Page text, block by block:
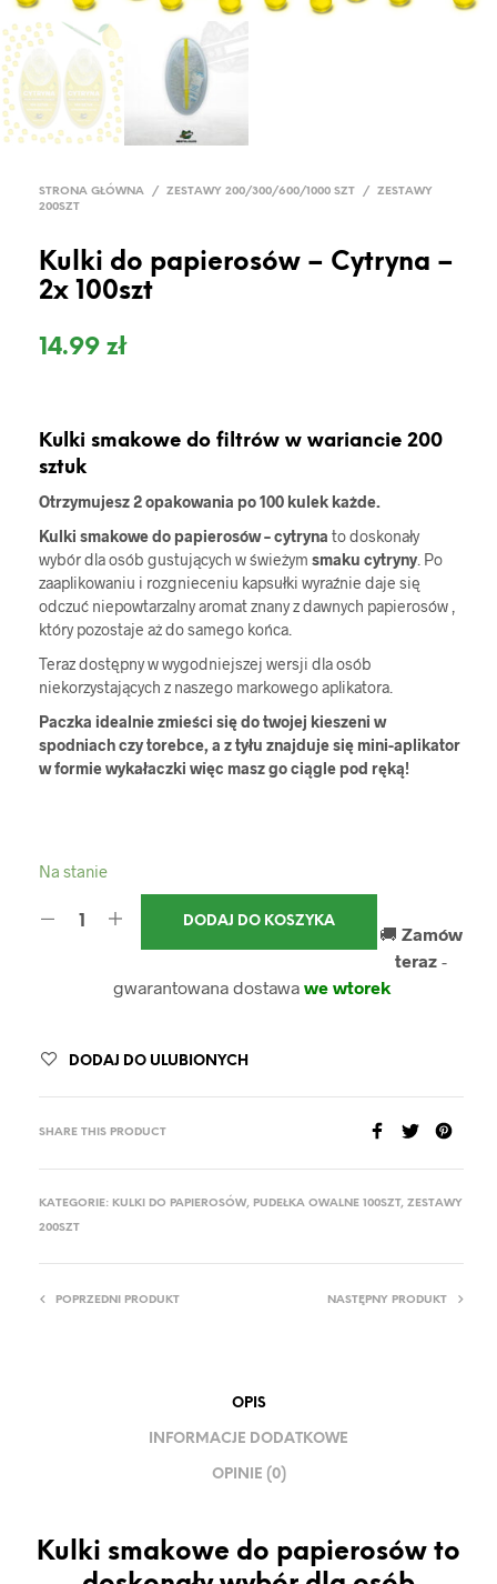
STRONA GŁÓWNA / ZESTAWY 200/300/600/1000 SZT /
ZESTAWY
200SZT
Kulki do papierosów – Cytryna –
2x 100szt
14.99 zł
Kulki smakowe do filtrów w wariancie 200
sztuk
Otrzymujesz 2 opakowania po 100 kulek każde.
Kulki smakowe do papierosów – cytryna to doskonały
wybór dla osób gustujących w świeżym smaku cytryny. Po
zaaplikowaniu i rozgnieceniu kapsułki wyraźnie daje się
odczuć niepowtarzalny aromat znany z dawnych papierosów ,
który pozostaje aż do samego końca.
Teraz dostępny w wygodniejszej wersji dla osób
niekorzystających z naszego markowego aplikatora.
Paczka idealnie zmieści się do twojej kieszeni w
spodniach czy torebce, a z tyłu znajduje się mini-aplikator
w formie wykałaczki więc masz go ciągle pod ręką!
Na stanie
DODAJ DO KOSZYKA
🚚 Zamów
teraz-
gwarantowana dostawa we wtorek
DODAJ DO ULUBIONYCH
SHARE THIS PRODUCT
KATEGORIE: KULKI DO PAPIEROSÓW, PUDEŁKA OWALNE 100SZT, ZESTAWY
200SZT
POPRZEDNI PRODUKT NASTĘPNY PRODUKT
OPIS
INFORMACJE DODATKOWE
OPINIE (0)
Kulki smakowe do papierosów to